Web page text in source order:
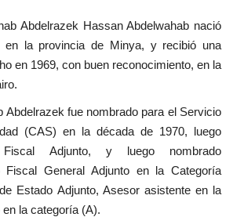
Nasser
para Leadership
Abdelrazek Hassan Abdelwahab nació
en la provincia de Minya, y recibió una
en 1969, con buen reconocimiento, en la
Abdelrazek fue nombrado para el Servicio
(CAS) en la década de 1970, luego
Adjunto, y luego nombrado
Fiscal General Adjunto en la Categoría
Estado Adjunto, Asesor asistente en la
la categoría (A).